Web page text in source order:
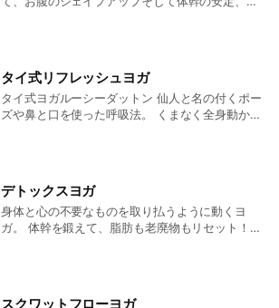
タイ式リフレッシュヨガ
タイ式ヨガルーシーダットン 仙人と名の付くポー
ズや鼻と口を使った呼吸法。 くまなく全身動かす
デトックスヨガ
身体と心の不要なものを取り払うように動くヨ
ガ。 体幹を鍛えて、脂肪も老廃物もリセット！
スクワットフローヨガ